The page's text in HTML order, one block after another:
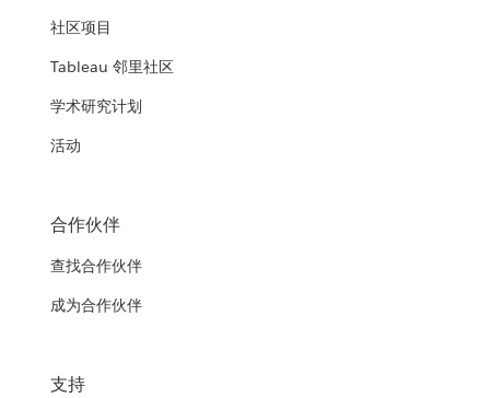
社区项目
Tableau 邻里社区
学术研究计划
活动
合作伙伴
查找合作伙伴
成为合作伙伴
支持